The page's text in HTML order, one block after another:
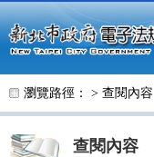
跳至主要內容
瀏覽路徑： > 查閱內容
查閱內容